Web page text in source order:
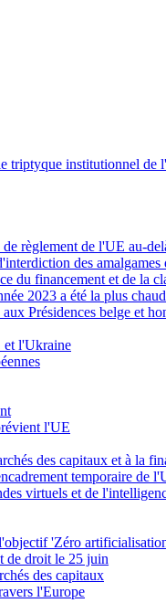
triptyque institutionnel de
règlement de l'UE au-
des amalgames
du financement et de la
2023 a été la plus
Présidences belge et
et l'Ukraine
l'UE
des capitaux et à la
temporaire de
virtuels et de
'Zéro
de droit le 25 juin
des capitaux
l'Europe